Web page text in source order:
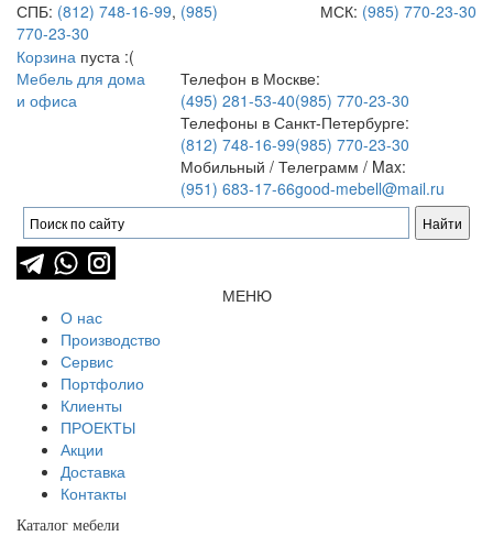
СПБ: (812) 748-16-99, (985)
770-23-30
МСК: (985) 770-23-30
Корзина пуста :(
Мебель для дома
и офиса
Телефон в Москве:
(495) 281-53-40(985) 770-23-30
Телефоны в Санкт-Петербурге:
(812) 748-16-99(985) 770-23-30
Мобильный / Телеграмм / Max:
(951) 683-17-66good-mebell@mail.ru
МЕНЮ
О нас
Производство
Сервис
Портфолио
Клиенты
ПРОЕКТЫ
Акции
Доставка
Контакты
Каталог мебели